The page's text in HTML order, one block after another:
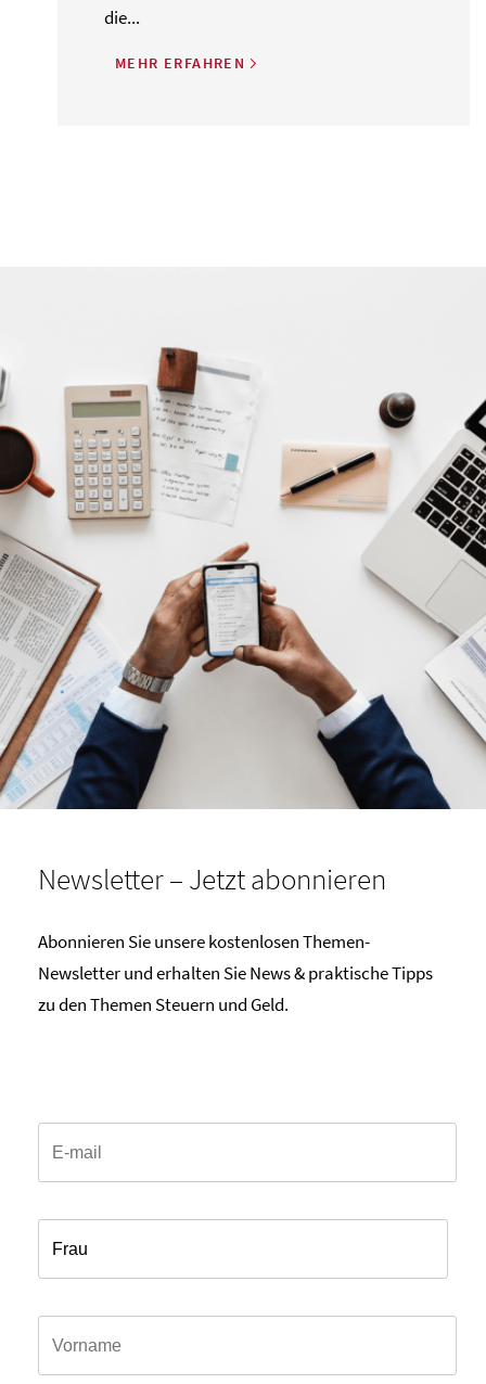
die...
MEHR ERFAHREN
Newsletter – Jetzt abonnieren
Abonnieren Sie unsere kostenlosen Themen-
Newsletter und erhalten Sie News & praktische Tipps
zu den Themen Steuern und Geld.